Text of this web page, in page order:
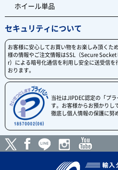
ホイール単品
セキュリティについて
お客様に安心してお買い物をお楽しみ頂くた
様の情報やご注文情報はSSL（Secure Socket
r）による暗号化通信を利用し安全に送受信を
おります。
当社はJIPDEC認定の「プ
す。お客様からお預かりし
徹底し個人情報の保護に努